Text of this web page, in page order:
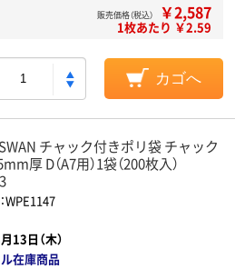
販売価格（税込） ￥2,587
1枚あたり ￥2.59
カゴへ
チャック付きポリ袋 チャック
厚 D（A7用）1袋（200枚入）
WPE1147
13日（木）
在庫商品